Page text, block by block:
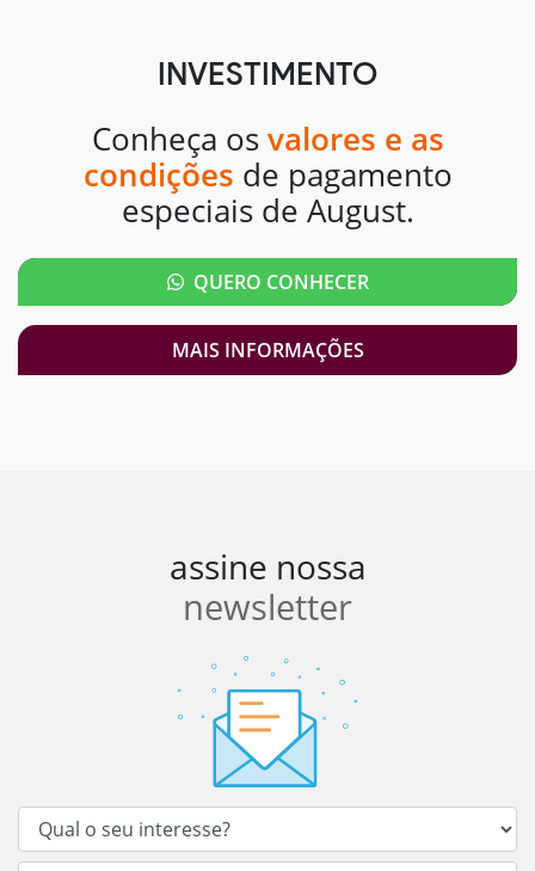
INVESTIMENTO
Conheça os valores e as
condições de pagamento
especiais de August.
QUERO CONHECER
MAIS INFORMAÇÕES
assine nossa
newsletter